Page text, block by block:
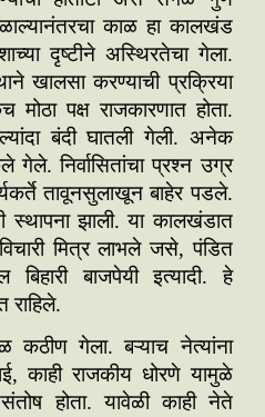
काळ हा कालखंड
दृष्टीने अस्थिरतेचा गेला.
खालसा करण्याची प्रक्रिया
पक्ष राजकारणात होता.
बंदी घातली गेली. अनेक
गेले. निर्वासितांचा प्रश्न उग्र
तावूनसुलाखून बाहेर पडले.
स्थापना झाली. या कालखंडात
मित्र लाभले जसे, पंडित
बाजपेयी इत्यादी. हे
राहिले.
कठीण गेला. बऱ्याच नेत्यांना
काही राजकीय धोरणे यामुळे
होता. यावेळी काही नेते